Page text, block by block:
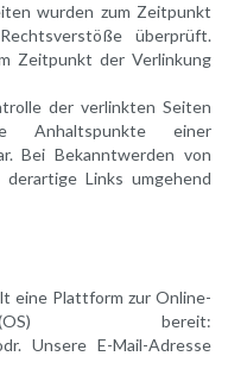
wurden zum Zeitpunkt
überprüft.
Zeitpunkt der Verlinkung
der verlinkten Seiten
einer
Bei Bekanntwerden von
Links umgehend
eine Plattform zur Online-
(OS) bereit:
Unsere E-Mail-Adresse